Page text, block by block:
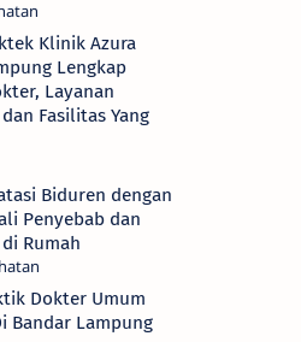
Klinik Azura
Lengkap
Layanan
Fasilitas Yang
Biduren dengan
Penyebab dan
Rumah
Dokter Umum
Bandar Lampung